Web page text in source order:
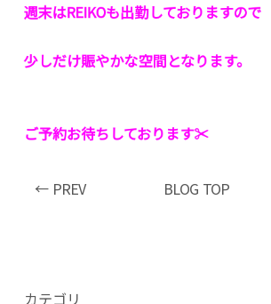
週末はREIKOも出勤しておりますので
少しだけ賑やかな空間となります。
ご予約お待ちしております✂︎
← PREV BLOG TOP
カテゴリ